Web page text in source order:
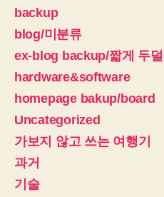
backup
blog/미분류
ex-blog backup/짧게 두덜
hardware&software
homepage bakup/board
Uncategorized
가보지 않고 쓰는 여행기
과거
기술